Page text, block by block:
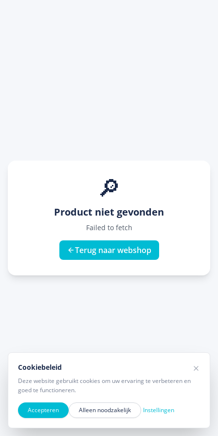
🔎
Product niet gevonden
Failed to fetch
Terug naar webshop
Cookiebeleid
Deze website gebruikt cookies om uw ervaring te verbeteren en
goed te functioneren.
Accepteren Alleen noodzakelijk Instellingen